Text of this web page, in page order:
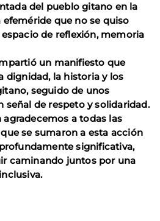
del pueblo gitano en la
que no se quiso
de reflexión, memoria
un manifiesto que
dignidad, la historia y los
seguido de unos
señal de respeto y solidaridad.
a todas las
se sumaron a esta acción
significativa,
caminando juntos por una